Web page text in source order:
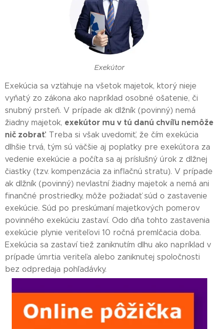
Exekútor
Exekúcia sa vzťahuje na všetok majetok, ktorý nieje
vyňatý zo zákona ako napríklad osobné ošatenie, či
snubný prsteň. V prípade ak dlžník (povinný) nemá
žiadny majetok, exekútor mu v tú danú chvíľu nemôže
nič zobrať. Treba si však uvedomiť, že čím exekúcia
dlhšie trvá, tým sú väčšie aj poplatky pre exekútora za
vedenie exekúcie a počíta sa aj príslušný úrok z dlžnej
čiastky (tzv. kompenzácia za inflačnú stratu). V prípade
ak dlžník (povinný) nevlastní žiadny majetok a nemá ani
finančné prostriedky, môže požiadať súd o zastavenie
exekúcie. Súd po preskúmaní majetkových pomerov
povinného exekúciu zastaví. Odo dňa tohto zastavenia
exekúcie plynie veriteľovi 10 ročná premlčacia doba.
Exekúcia sa zastaví tiež zaniknutím dlhu ako napríklad v
prípade úmrtia veriteľa alebo zaniknutej spoločnosti
bez odpredaja pohľadávky.